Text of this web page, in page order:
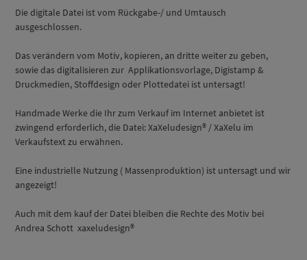
Die digitale Datei ist vom Rückgabe-/ und Umtausch
ausgeschlossen.
Das verändern vom Motiv, kopieren, an dritte weiter zu geben,
sowie das digitalisieren zur Applikationsvorlage, Digistamp &
Druckmedien, Stoffdesign oder Plottedatei ist untersagt!
Handmade Werke die Ihr zum Verkauf im Internet anbietet ist
zwingend erforderlich, die Datei: XaXeludesign® / XaXelu im
Verkaufstext zu erwähnen.
Eine industrielle Nutzung ( Massenproduktion) ist untersagt und wir
angezeigt!
Auch mit dem kauf der Datei bleiben die Rechte des Motiv bei
Andrea Schott xaxeludesign®